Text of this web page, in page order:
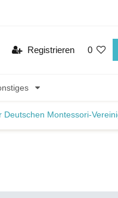
Registrieren 0
Deutschen Montessori-